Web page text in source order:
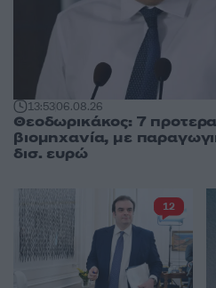
13:5306.08.26
Θεοδωρικάκος: 7
βιομηχανία, με
δισ. ευρώ
12